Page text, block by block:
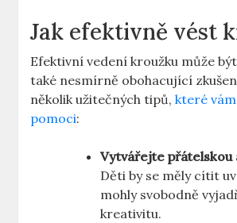
Jak efektivně vést
Efektivní vedení kroužku může
také nesmírně obohacující
několik užitečných tipů,které
pomoci:
Vytvářejte přátelskou
Děti by se měly cítit
mohly svobodně
kreativitu.